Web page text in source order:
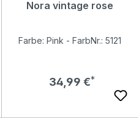
Nora vintage rose
Farbe: Pink - FarbNr.: 5121
Regulärer Preis:
34,99 €